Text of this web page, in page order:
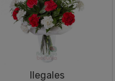
Ilegales